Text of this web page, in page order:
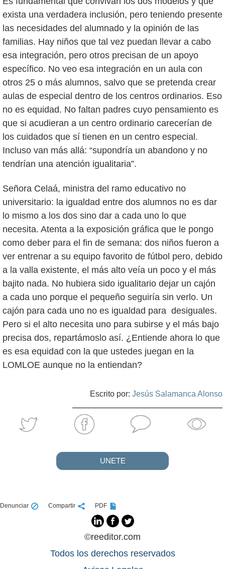
exista una verdadera inclusión, pero teniendo presente
las necesidades del alumnado y la opinión de las
familias. Hay niños que tal vez puedan llevar a cabo
esa integración, pero otros precisan de un apoyo
específico. No veo esa integración en un aula con
otros 25 o más alumnos, salvo que se pretenda crear
aulas de especial dentro de los centros ordinarios. Eso
no es equidad. No faltan padres cuyo pensamiento es
que si acudieran a un centro ordinario carecerían de
los cuidados que sí tienen en un centro especial.
Incluso van más allá: “supondría un abandono y no
tendrían una atención igualitaria”.
Señora Celaá, ministra del ramo educativo no
universitario: la igualdad entre dos alumnos no es dar
lo mismo a los dos sino dar a cada uno lo que
necesita. Atenta a la exposición gráfica que le pongo
como deber para el fin de semana: dos niños fueron a
ver entrenar a su equipo favorito de fútbol pero, debido
a la valla existente, el más alto veía un poco y el más
bajito nada. No hubiera sido igualitario dejar un cajón
a cada uno porque el pequeño seguiría sin verlo. Un
cajón para cada uno no es igualdad para desiguales.
Pero si el alto necesita uno para subirse y el más bajo
precisa dos, repartámoslo así. ¿Entiende ahora lo que
es esa equidad con la que ustedes juegan en la
LOMLOE aunque no la entiendan?
Escrito por: Jesús Salamanca Alonso
UNETE
Denunciar Compartir PDF
©reeditor.com
Todos los derechos reservados